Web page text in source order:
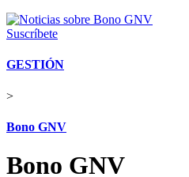
Suscríbete
GESTIÓN
>
Bono GNV
Bono GNV